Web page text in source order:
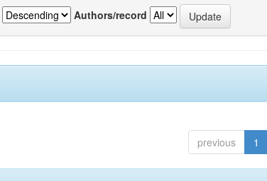
Authors/record
previous 1